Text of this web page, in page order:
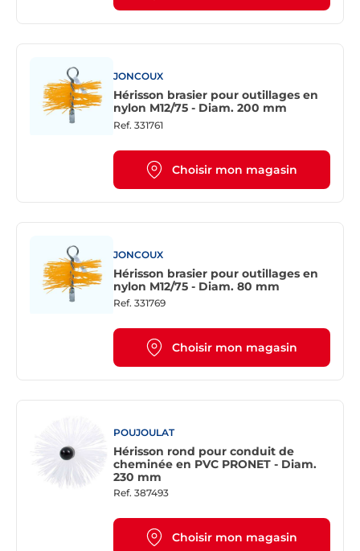
JONCOUX
Hérisson brasier pour outillages en
nylon M12/75 - Diam. 200 mm
Ref. 331761
Choisir mon magasin
JONCOUX
Hérisson brasier pour outillages en
nylon M12/75 - Diam. 80 mm
Ref. 331769
Choisir mon magasin
POUJOULAT
Hérisson rond pour conduit de
cheminée en PVC PRONET - Diam.
230 mm
Ref. 387493
Choisir mon magasin